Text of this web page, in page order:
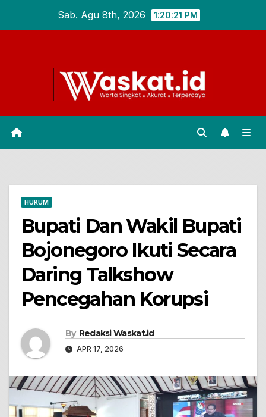
Sab. Agu 8th, 2026 1:20:22 PM
HUKUM
Bupati Dan Wakil Bupati
Bojonegoro Ikuti Secara
Daring Talkshow
Pencegahan Korupsi
By Redaksi Waskat.id
APR 17, 2026